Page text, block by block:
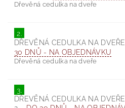
Dřevěná cedulka na dveře
2.
DŘEVĚNÁ CEDULKA NA
30 DNŮ - NA OBJEDNÁVKU
Dřevěná cedulka na dveře
3.
DŘEVĚNÁ CEDULKA NA